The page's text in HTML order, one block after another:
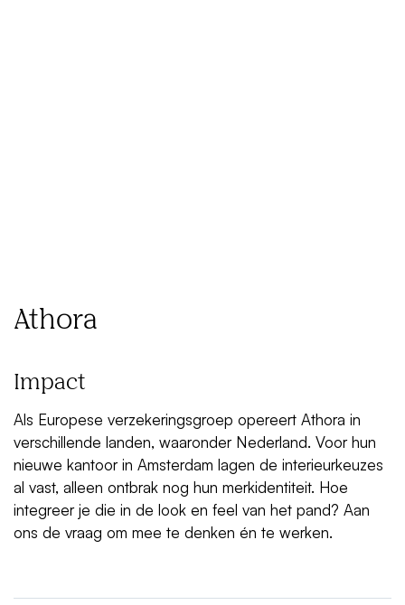
Athora
Impact
Als Europese verzekeringsgroep opereert Athora in
verschillende landen, waaronder Nederland. Voor hun
nieuwe kantoor in Amsterdam lagen de interieurkeuzes
al vast, alleen ontbrak nog hun merkidentiteit. Hoe
integreer je die in de look en feel van het pand? Aan
ons de vraag om mee te denken én te werken.